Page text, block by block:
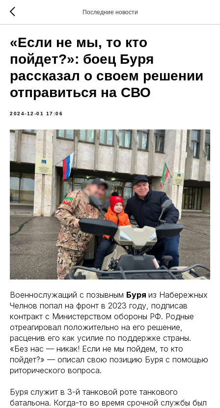
Последние новости
«Если не мы, то кто
пойдет?»: боец Буря
рассказал о своем решении
отправиться на СВО
2024-12-01 17:06
Военнослужащий с позывным Буря из Набережных
Челнов попал на фронт в 2023 году, подписав
контракт с Министерством обороны РФ. Родные
отреагировал положительно на его решение,
расценив его как усилие по поддержке страны.
«Без нас — никак! Если не мы пойдем, то кто
пойдет?» — описал свою позицию Буря с помощью
риторического вопроса.
Буря служит в 3-й танковой роте танкового
батальона. Когда-то во время срочной службы был